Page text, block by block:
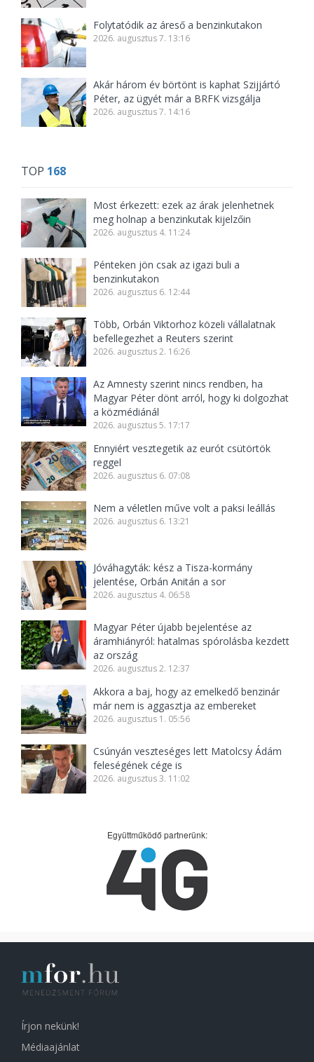
Folytatódik az áreső a benzinkutakon
2026. augusztus 7. 13:16
Akár három év börtönt is kaphat Szijjártó
Péter, az ügyét már a BRFK vizsgálja
2026. augusztus 7. 14:16
TOP 168
Most érkezett: ezek az árak jelenhetnek
meg holnap a benzinkutak kijelzőin
2026. augusztus 4. 11:24
Pénteken jön csak az igazi buli a
benzinkutakon
2026. augusztus 6. 12:44
Több, Orbán Viktorhoz közeli vállalatnak
befellegezhet a Reuters szerint
2026. augusztus 2. 16:26
Az Amnesty szerint nincs rendben, ha
Magyar Péter dönt arról, hogy ki dolgozhat
a közmédiánál
2026. augusztus 5. 17:17
Ennyiért vesztegetik az eurót csütörtök
reggel
2026. augusztus 6. 07:08
Nem a véletlen műve volt a paksi leállás
2026. augusztus 6. 13:21
Jóváhagyták: kész a Tisza-kormány
jelentése, Orbán Anitán a sor
2026. augusztus 4. 06:58
Magyar Péter újabb bejelentése az
áramhiányról: hatalmas spórolásba kezdett
az ország
2026. augusztus 2. 12:37
Akkora a baj, hogy az emelkedő benzinár
már nem is aggasztja az embereket
2026. augusztus 1. 05:56
Csúnyán veszteséges lett Matolcsy Ádám
feleségének cége is
2026. augusztus 3. 11:02
Együttműködő partnerünk:
Írjon nekünk!
Médiaajánlat